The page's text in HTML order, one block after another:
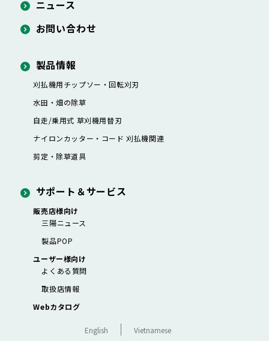
ニュース
お問い合わせ
製品情報
刈払機用チップソー・回転刈刃
水田・畑の除草
自走/乗用式 草刈機用替刃
ナイロンカッター・ コード 刈払機関連
剪定・除草道具
サポート＆サービス
販売店様向け
三陽ニュース
製品POP
ユーザー様向け
よくある質問
取扱店情報
Webカタログ
English Vietnamese